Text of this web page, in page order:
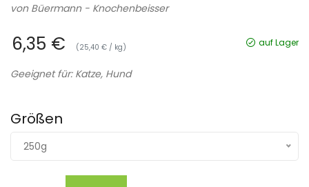
von Büermann - Knochenbeisser
6,35 € (25,40 € / kg) auf Lager
Geeignet für: Katze, Hund
Größen
250g